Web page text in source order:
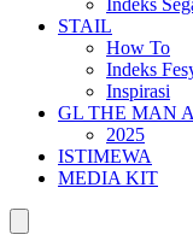
Indeks
STAIL
How To
Indeks
Inspirasi
GL THE MAN
2025
ISTIMEWA
MEDIA KIT